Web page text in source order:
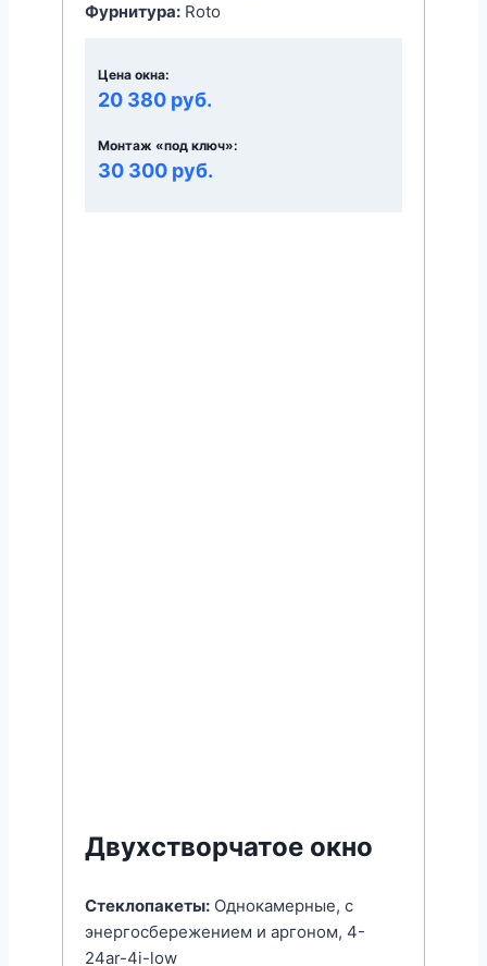
Фурнитура: Roto
Цена окна:
20 380 руб.
Монтаж «под ключ»:
30 300 руб.
Двухстворчатое окно
Стеклопакеты: Однокамерные, с
энергоcбережением и аргоном, 4-
24ar-4i-low